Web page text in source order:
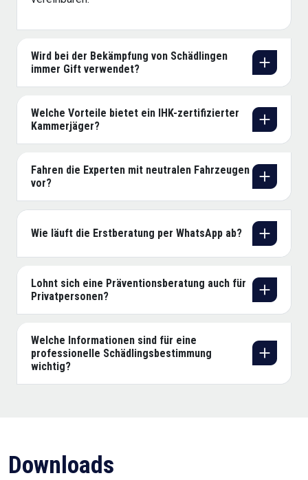
Wird bei der Bekämpfung von Schädlingen
immer Gift verwendet?
Welche Vorteile bietet ein IHK-zertifizierter
Kammerjäger?
Fahren die Experten mit neutralen Fahrzeugen
vor?
Wie läuft die Erstberatung per WhatsApp ab?
Lohnt sich eine Präventionsberatung auch für
Privatpersonen?
Welche Informationen sind für eine
professionelle Schädlingsbestimmung
wichtig?
Downloads